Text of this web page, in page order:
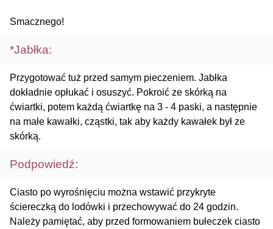
Smacznego!
*Jabłka:
Przygotować tuż przed samym pieczeniem. Jabłka
dokładnie opłukać i osuszyć. Pokroić ze skórką na
ćwiartki, potem każdą ćwiartkę na 3 - 4 paski, a następnie
na małe kawałki, cząstki, tak aby każdy kawałek był ze
skórką.
Podpowiedź:
Ciasto po wyrośnięciu można wstawić przykryte
ściereczką do lodówki i przechowywać do 24 godzin.
Należy pamiętać, aby przed formowaniem bułeczek ciasto